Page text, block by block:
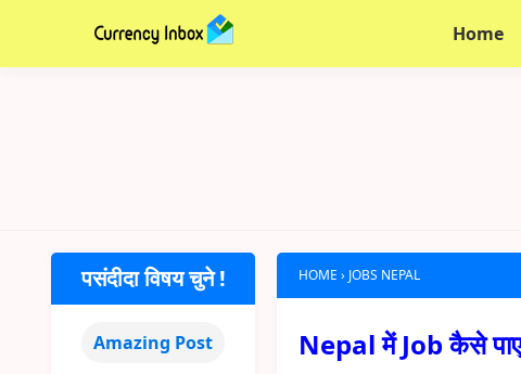
Home
HOME › JOBS NEPAL
Nepal में Job कैसे
पसंदीदा विषय चुने !
Amazing Post